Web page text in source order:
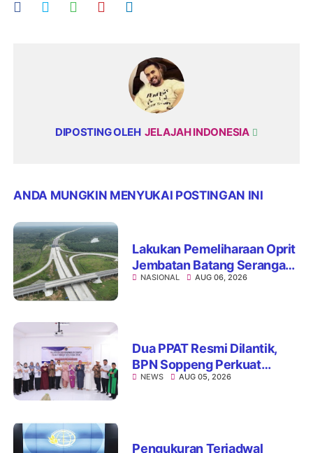
DIPOSTING OLEH JELAJAH INDONESIA
ANDA MUNGKIN MENYUKAI POSTINGAN INI
Lakukan Pemeliharaan Oprit
Jembatan Batang Serangan,
Hutama Karya Uji Coba
NASIONAL AUG 06, 2026
Dua PPAT Resmi Dilantik,
BPN Soppeng Perkuat
Pelayanan Pertanahan
NEWS AUG 05, 2026
Pengukuran Terjadwal